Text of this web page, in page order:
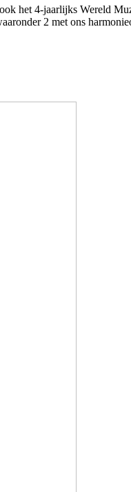
het 4-jaarlijks Wereld
2 met ons